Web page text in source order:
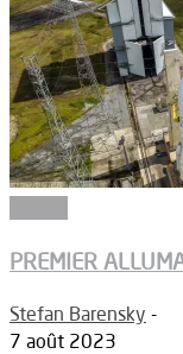
PREMIER
Stefan Barensky -
7 août 2023